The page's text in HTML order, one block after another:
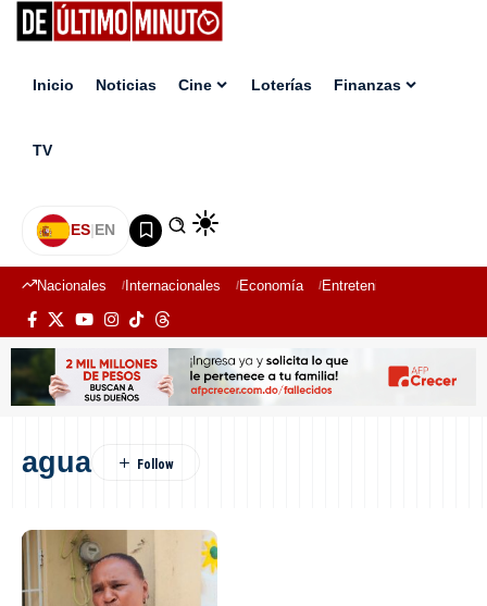
Inicio Noticias Cine Loterías Finanzas
TV
ES|EN
Nacionales Internacionales Economía Entretenimiento
agua